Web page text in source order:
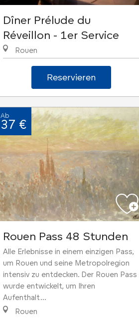
Dîner Prélude du
Réveillon - 1er Service
Rouen
Reservieren
Ab
37 €
Rouen Pass 48 Stunden
Alle Erlebnisse in einem einzigen Pass,
um Rouen und seine Metropolregion
intensiv zu entdecken. Der Rouen Pass
wurde entwickelt, um Ihren
Aufenthalt...
Rouen